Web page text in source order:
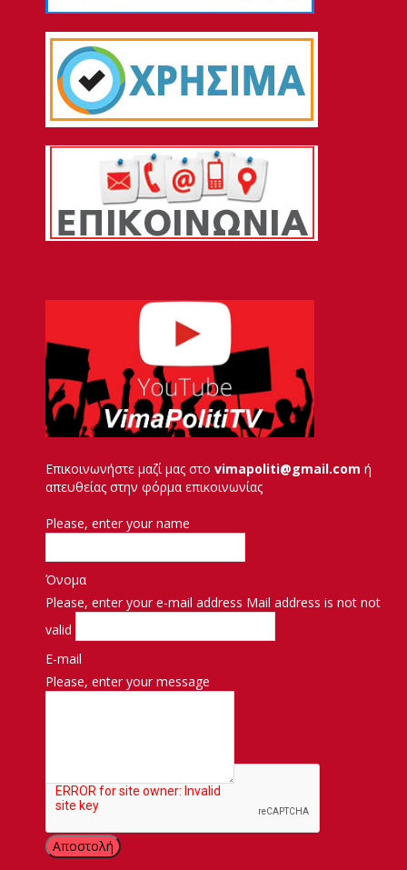
Επικοινωνήστε μαζί μας στο vimapoliti@gmail.com ή
απευθείας στην φόρμα επικοινωνίας
Please, enter your name
Όνομα
Please, enter your e-mail address Mail address is not not
valid
E-mail
Please, enter your message
Μήνυμα